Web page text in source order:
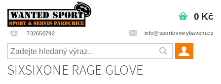
732650792 info@sportovnivybaveni.cz
0 Kč
SIXSIXONE RAGE GLOVE